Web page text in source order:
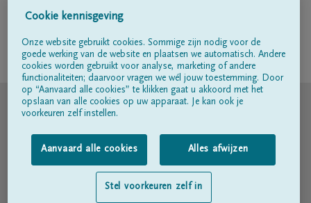
Volg ons op
© DELA
Gebruiksvoorwaarden
Privacyverklaring
Toegankelijkheidsverklaring
Cookie kennisgeving
Onze website gebruikt cookies. Sommige zijn nodig voor de
goede werking van de website en plaatsen we automatisch. Andere
cookies worden gebruikt voor analyse, marketing of andere
functionaliteiten; daarvoor vragen we wél jouw toestemming. Door
op “Aanvaard alle cookies” te klikken gaat u akkoord met het
opslaan van alle cookies op uw apparaat. Je kan ook je
voorkeuren zelf instellen.
Aanvaard alle cookies Alles afwijzen
Stel voorkeuren zelf in